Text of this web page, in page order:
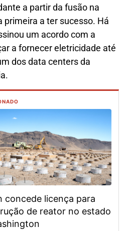
a partir da fusão na
primeira a ter sucesso. Há
um acordo com a
a fornecer eletricidade até
dos data centers da
concede licença para
de reator no estado